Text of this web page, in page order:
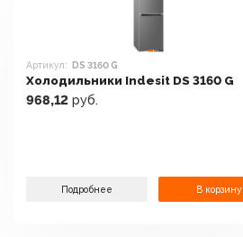
Артикул: DS 3160 G
Холодильники Indesit DS 3160 G
968,12 руб.
Подробнее В корзину